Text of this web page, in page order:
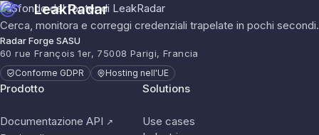
LeakRadar
Cerca, monitora e correggi credenziali trapelate in pochi secondi.
Radar Forge SASU
60 rue François 1er, 75008 Parigi, Francia
Conforme GDPR Hosting nell'UE
Prodotto
Documentazione API ↗
Solutions
Use cases